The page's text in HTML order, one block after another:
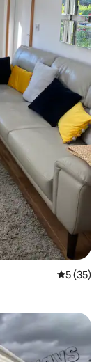
평점 5점
5 (35)